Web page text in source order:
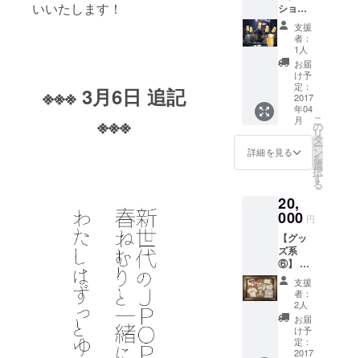
いいたします！
※※※ 3月6日 追記
※※※
ンデレ
ラMV収
録DVD
ラTシャ
ツ
（バッ
クスタ
イルは
春ねむ
りが手
書きで
支援者
様のお
名前を
記名し
す） ・
完成し
たさよ
ならぼ
くのシ
ンデレ
ラMV収
録DVD
・撮影
で使用
した備
品をプ
ション
系②】
春ねむ
りと一
緒にラ
イブ打
ち上げ‼︎
都内イ
ベント
ライブ
後、春
ねむり
と一緒
に打ち
しま
す。ラ
イブチ
ケット
代金も
上記価
格へ含
まれま
す♡ 場
所 : 都
内某所
(後日、
イベン
支援
者：
1人
お届
け予
定：
2017
年04
月
詳細を見る
こ
の
リ
タ
ー
ン
を
選
択
す
る
20,
000 円
【グッ
ズ系
⑥】 ・
お礼の
お手紙
・春ね
むりス
テッ
カー（3
枚セッ
支援
者：
2人
お届
け予
定：
2017